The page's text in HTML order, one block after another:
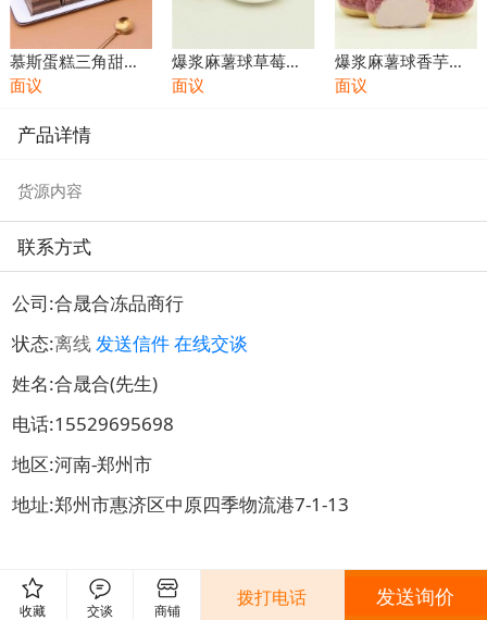
慕斯蛋糕三角甜品
批发小蛋糕甜点代
品
面议
爆浆麻薯球草莓味
即食商用软糯香甜
面议
爆浆麻薯球香芋味
即食商用软糯香甜
面议
产品详情
货源内容
联系方式
公司:合晟合冻品商行
状态:离线发送信件在线交谈
姓名:合晟合(先生)
电话:15529695698
地区:河南-郑州市
地址:郑州市惠济区中原四季物流港7-1-13
发表评论 0评
收藏 交谈 商铺
拨打电话 发送询价